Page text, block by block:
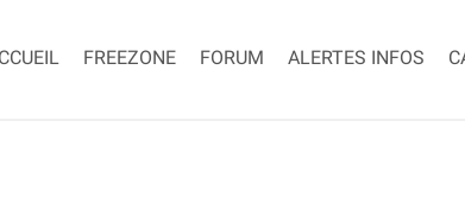
FREEZONE FORUM ALERTES INFOS